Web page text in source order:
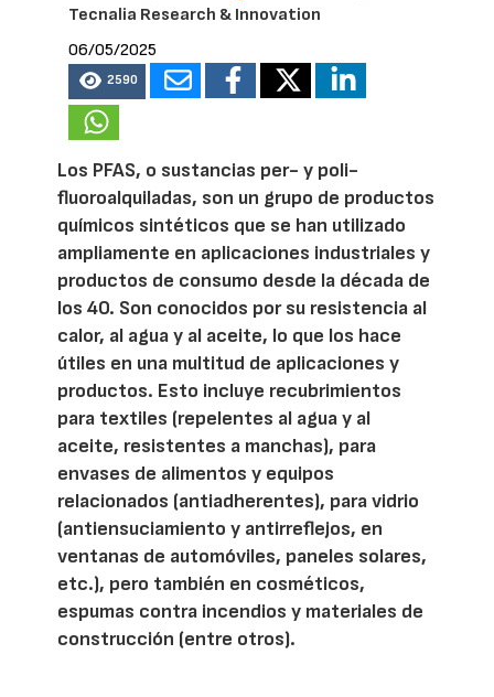
Tecnalia Research & Innovation
06/05/2025
2590
Los PFAS, o sustancias per- y poli-
fluoroalquiladas, son un grupo de productos
químicos sintéticos que se han utilizado
ampliamente en aplicaciones industriales y
productos de consumo desde la década de
los 40. Son conocidos por su resistencia al
calor, al agua y al aceite, lo que los hace
útiles en una multitud de aplicaciones y
productos. Esto incluye recubrimientos
para textiles (repelentes al agua y al
aceite, resistentes a manchas), para
envases de alimentos y equipos
relacionados (antiadherentes), para vidrio
(antiensuciamiento y antirreflejos, en
ventanas de automóviles, paneles solares,
etc.), pero también en cosméticos,
espumas contra incendios y materiales de
construcción (entre otros).